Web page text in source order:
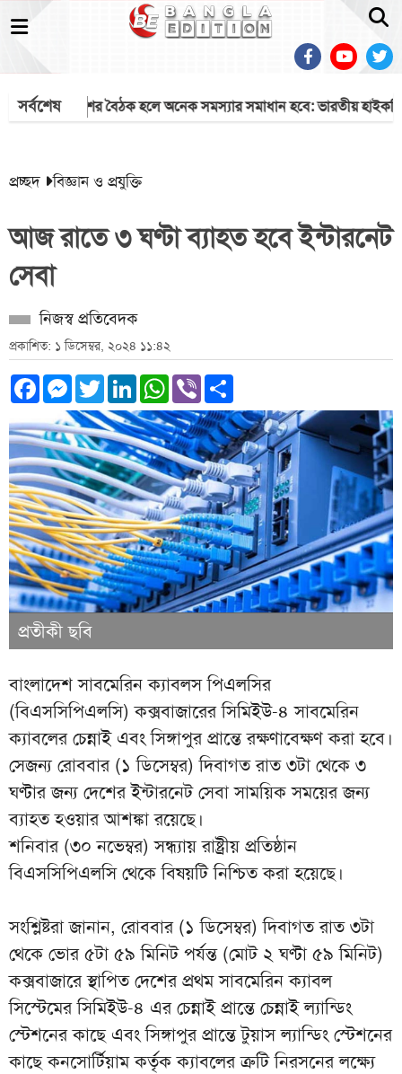
সর্বশেষ
দুই দেশের বৈঠক হলে অনেক সমস্যার সমাধান হবে: ভারতীয়
প্রচ্ছদ বিজ্ঞান ও প্রযুক্তি
আজ রাতে ৩ ঘণ্টা ব্যাহত হবে ইন্টারনেট
সেবা
নিজস্ব প্রতিবেদক
প্রকাশিত: ১ ডিসেম্বর, ২০২৪ ১১:৪২
Facebook
Messenger
TwitterLinkedInWhatsApp
Viber
প্রতীকী ছবি
বাংলাদেশ সাবমেরিন ক্যাবলস পিএলসির
(বিএসসিপিএলসি) কক্সবাজারের সিমিইউ-৪ সাবমেরিন
ক্যাবলের চেন্নাই এবং সিঙ্গাপুর প্রান্তে রক্ষণাবেক্ষণ করা হবে।
সেজন্য রোববার (১ ডিসেম্বর) দিবাগত রাত ৩টা থেকে ৩
ঘণ্টার জন্য দেশের ইন্টারনেট সেবা সাময়িক সময়ের জন্য
ব্যাহত হওয়ার আশঙ্কা রয়েছে।
শনিবার (৩০ নভেম্বর) সন্ধ্যায় রাষ্ট্রীয় প্রতিষ্ঠান
বিএসসিপিএলসি থেকে বিষয়টি নিশ্চিত করা হয়েছে।
সংশ্লিষ্টরা জানান, রোববার (১ ডিসেম্বর) দিবাগত রাত ৩টা
থেকে ভোর ৫টা ৫৯ মিনিট পর্যন্ত (মোট ২ ঘণ্টা ৫৯ মিনিট)
কক্সবাজারে স্থাপিত দেশের প্রথম সাবমেরিন ক্যাবল
সিস্টেমের সিমিইউ-৪ এর চেন্নাই প্রান্তে চেন্নাই ল্যান্ডিং
স্টেশনের কাছে এবং সিঙ্গাপুর প্রান্তে টুয়াস ল্যান্ডিং স্টেশনের
কাছে কনসোর্টিয়াম কর্তৃক ক্যাবলের ত্রুটি নিরসনের লক্ষ্যে